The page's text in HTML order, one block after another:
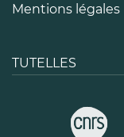
Mentions légales
TUTELLES